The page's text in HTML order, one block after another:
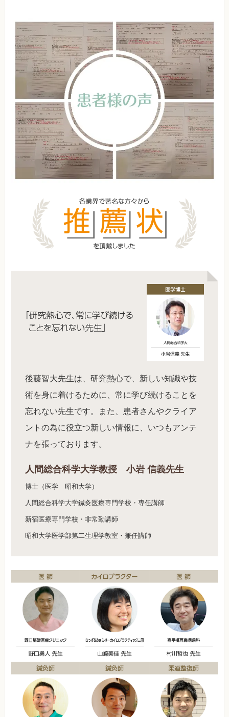
後藤智大先生は、研究熱心で、新しい知識や技
術を身に着けるために、常に学び続けることを
忘れない先生です。また、患者さんやクライア
ントの為に役立つ新しい情報に、いつもアンテ
ナを張っております。
人間総合科学大学教授 小岩 信義先生
博士（医学 昭和大学）
人間総合科学大学鍼灸医療専門学校・専任講師
新宿医療専門学校・非常勤講師
昭和大学医学部第二生理学教室・兼任講師